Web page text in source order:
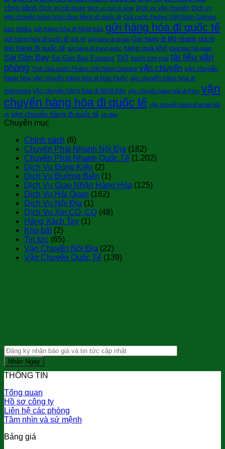
cồng kềnh Dịch vụ hải quan Dịch vụ mở tờ khai Dịch vụ vận chuyển Dịch vụ
vận chuyển hàng hóa cồng kềnh đi quốc tê Giá cước Fedex Việt Nam-Guinea
bao nhiêu gửi hàng hóa đi Nhật bản gửi hàng hóa đi quốc tế
gửi hàng hóa đi quốc tế giá rẻ gửi hàng đi Israel Gửi hàng đi Mỹ nhanh giá rẻ
gửi hàng đi quốc tế gửi hàng đi trung quốc hàng quá khổ khai báo hải quan
Sài Gòn Bay Sài Gòn Bay Express TNT tranh sơn mài tài liệu văn
phòng Tính Giá cước Fedex Việt Nam-Guinea vận chuyển vận chuyển
hàng hóa vận chuyển hàng hóa đi Hàn Quốc vận chuyển hàng hóa đi
indonesia vận chuyển hàng hóa đi Nhật Bản vận chuyển hàng hóa đi Peru vận
chuyển hàng hóa đi quốc tế vận chuyển hàng đi israel giá
rẻ vận chuyển hàng đi quốc tế xe đạp
Chuyên mục
Chính sách (6)
Chuyển Phát Nhanh Nội Địa (182)
Chuyển Phát Nhanh Quốc Tế (1.202)
Dịch Vụ Đóng Kiện (2)
Dịch Vụ Đường Biển (1)
Dịch Vụ Giao Nhận Hàng Hóa (125)
Dịch Vụ Hải Quan (162)
Dịch Vụ Nội Địa (1)
Dịch Vụ Xin CO, CQ (48)
Hàng Xách Tay (1)
Kho bãi (2)
Tin tức (65)
Vận Chuyển Nội Địa (22)
Vận Chuyển Quốc Tế (139)
THÔNG TIN
Tổng quan
Hồ sơ công ty
Liên hệ các phòng
Tầm nhìn và sứ mệnh
Bảng giá